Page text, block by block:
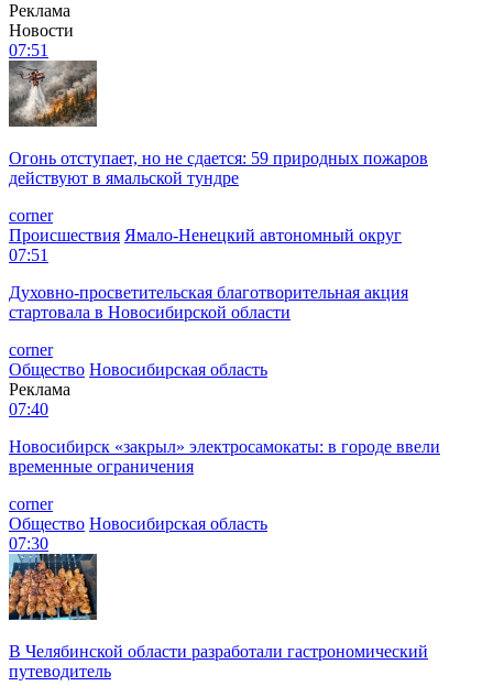
Реклама
Новости
07:51
Огонь отступает, но не сдается: 59 природных пожаров
действуют в ямальской тундре
corner
Происшествия Ямало-Ненецкий автономный округ
07:51
Духовно-просветительская благотворительная акция
стартовала в Новосибирской области
corner
Общество Новосибирская область
Реклама
07:40
Новосибирск «закрыл» электросамокаты: в городе ввели
временные ограничения
corner
Общество Новосибирская область
07:30
В Челябинской области разработали гастрономический
путеводитель